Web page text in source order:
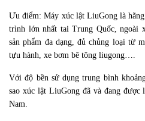
Ưu điểm: Máy xúc lật LiuGong là
trình lớn nhất tai Trung Quốc, ngoài
sản phẩm đa dạng, đủ chủng loại từ
tựu hành, xe bơm bê tông liugong….
Với độ bền sử dụng trung bình
sao xúc lật LiuGong đã và đang
Nam.